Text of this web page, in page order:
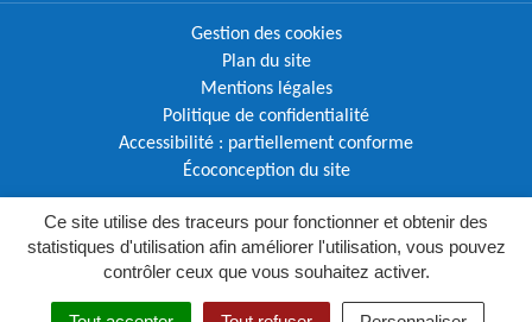
Ce site utilise des traceurs pour fonctionner et obtenir des
statistiques d'utilisation afin améliorer l'utilisation, vous pouvez
contrôler ceux que vous souhaitez activer.
MENU
Gestion des cookies
Plan du site
Mentions légales
Politique de confidentialité
Accessibilité : partiellement conforme
Écoconception du site
Site réalisé parInovagora (ouverture dans un nouvel